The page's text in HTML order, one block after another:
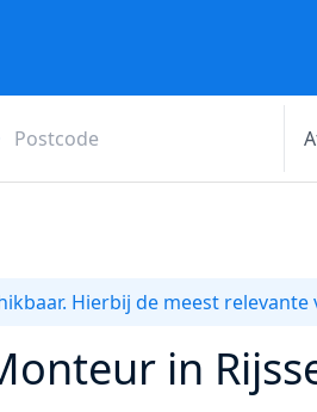
Hierbij de meest relevante
in